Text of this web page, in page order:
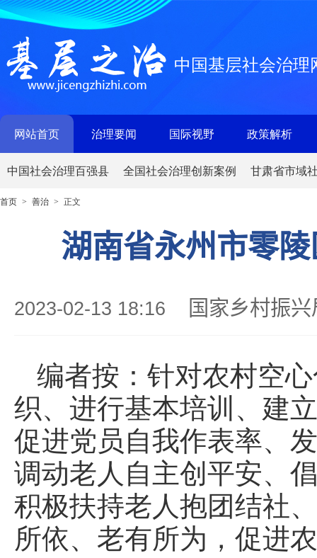
中国基层社会治理
网站首页 治理要闻 国际视野 政策解析
中国社会治理百强县 全国社会治理创新案例 甘肃省市域
首页 > 善治 > 正文
湖南省永州市零
2023-02-13 18:16 国家乡村振兴
编者按：针对农村空
织、进行基本培训、建
促进党员自我作表率、
调动老人自主创平安、
积极扶持老人抱团结社
所依、老有所为，促进